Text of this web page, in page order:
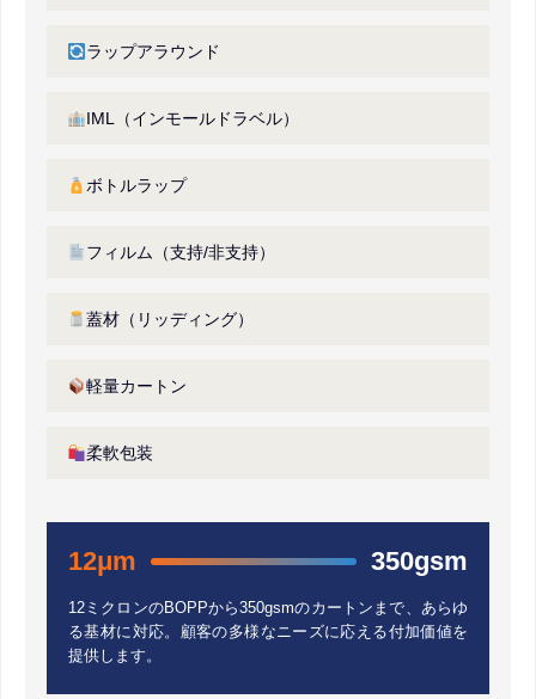
ラップアラウンド
IML（インモールドラベル）
ボトルラップ
フィルム（支持/非支持）
蓋材（リッディング）
軽量カートン
柔軟包装
12μm 350gsm
12ミクロンのBOPPから350gsmのカートンまで、あらゆ
る基材に対応。顧客の多様なニーズに応える付加価値を
提供します。